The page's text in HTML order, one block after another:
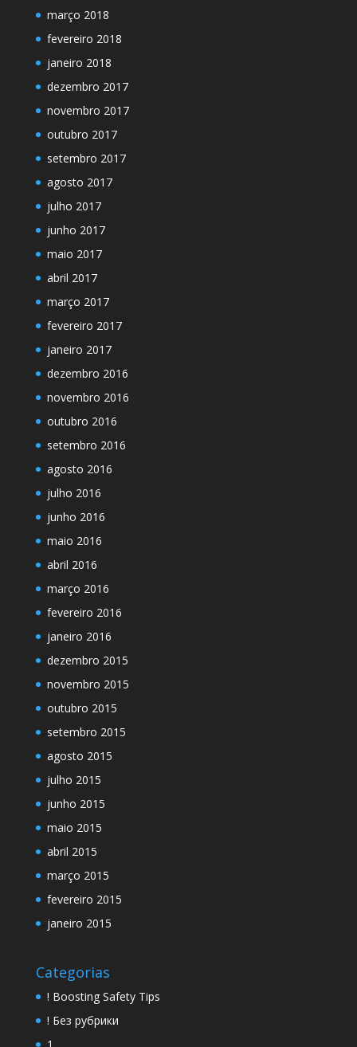
março 2018
fevereiro 2018
janeiro 2018
dezembro 2017
novembro 2017
outubro 2017
setembro 2017
agosto 2017
julho 2017
junho 2017
maio 2017
abril 2017
março 2017
fevereiro 2017
janeiro 2017
dezembro 2016
novembro 2016
outubro 2016
setembro 2016
agosto 2016
julho 2016
junho 2016
maio 2016
abril 2016
março 2016
fevereiro 2016
janeiro 2016
dezembro 2015
novembro 2015
outubro 2015
setembro 2015
agosto 2015
julho 2015
junho 2015
maio 2015
abril 2015
março 2015
fevereiro 2015
janeiro 2015
Categorias
! Boosting Safety Tips
! Без рубрики